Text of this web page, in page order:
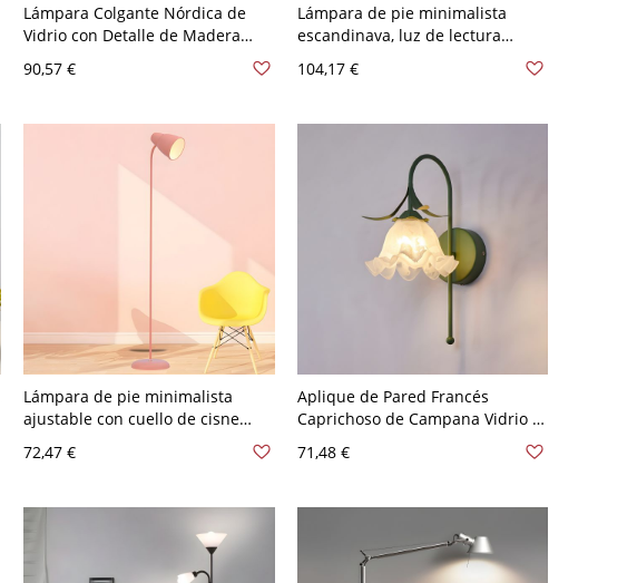
Lámpara Colgante Nórdica de
Vidrio con Detalle de Madera
Comedor - Campana 110 A 120 V
90,57 €
Lámpara de pie minimalista
escandinava, luz de lectura
oficina en casa - 110 A 120 V
104,17 €
Lámpara de pie minimalista
ajustable con cuello de cisne
72,47 €
Aplique de Pared Francés
Caprichoso de Campana Vidrio y
Campana
71,48 €